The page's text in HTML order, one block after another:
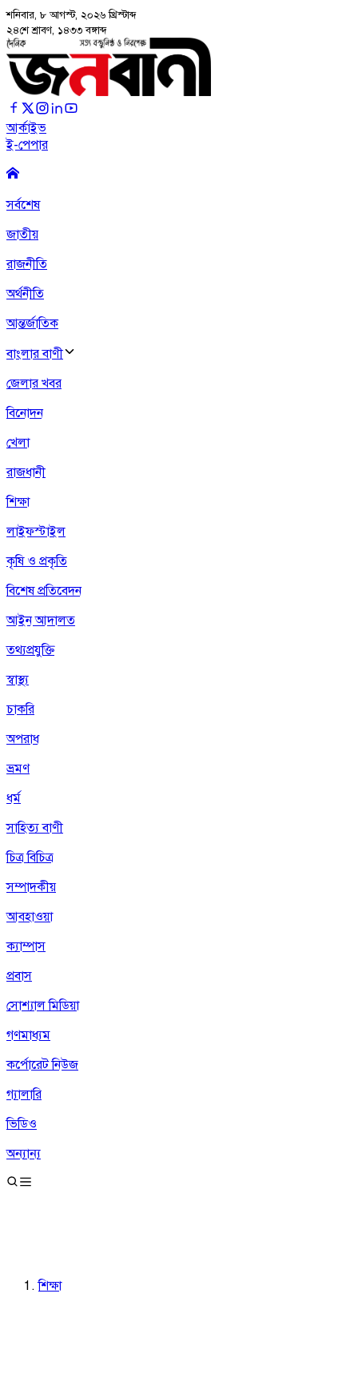
শনিবার, ৮ আগস্ট, ২০২৬ খ্রিস্টাব্দ
২৪শে শ্রাবণ, ১৪৩৩ বঙ্গাব্দ
আর্কাইভ
ই-পেপার
সর্বশেষ
জাতীয়
রাজনীতি
অর্থনীতি
আন্তর্জাতিক
বাংলার বাণী
জেলার খবর
বিনোদন
খেলা
রাজধানী
শিক্ষা
লাইফস্টাইল
কৃষি ও প্রকৃতি
বিশেষ প্রতিবেদন
আইন আদালত
তথ্যপ্রযুক্তি
স্বাস্থ্য
চাকরি
অপরাধ
ভ্রমণ
ধর্ম
সাহিত্য বাণী
চিত্র বিচিত্র
সম্পাদকীয়
আবহাওয়া
ক্যাম্পাস
প্রবাস
সোশ্যাল মিডিয়া
গণমাধ্যম
কর্পোরেট নিউজ
গ্যালারি
ভিডিও
অন্যান্য
শিক্ষা